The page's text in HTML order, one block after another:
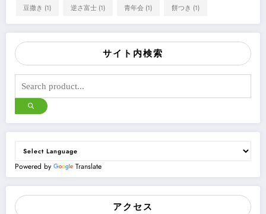
豆撒き (1) 逆さ富士(1) 青年会 (1) 餅つき (1)
サイト内検索
Powered by Translate
アクセス